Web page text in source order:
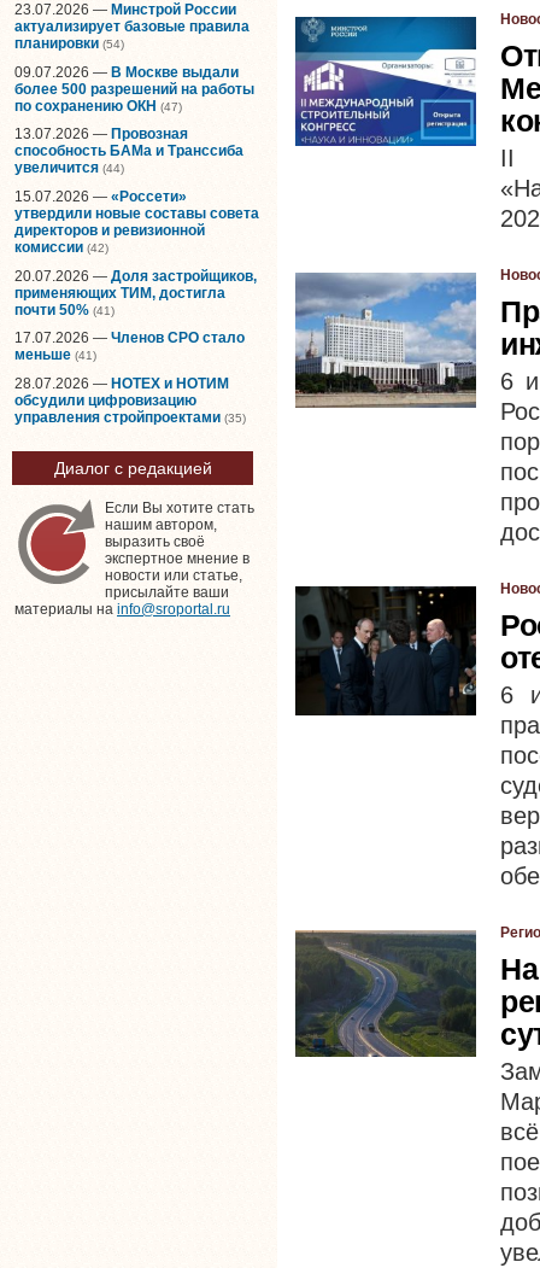
23.07.2026 — Минстрой России
актуализирует базовые правила
планировки (54)
09.07.2026 — В Москве выдали
более 500 разрешений на работы
по сохранению ОКН (47)
13.07.2026 — Провозная
способность БАМа и Транссиба
увеличится (44)
15.07.2026 — «Россети»
утвердили новые составы совета
директоров и ревизионной
комиссии (42)
20.07.2026 — Доля застройщиков,
применяющих ТИМ, достигла
почти 50% (41)
17.07.2026 — Членов СРО стало
меньше (41)
28.07.2026 — НОТЕХ и НОТИМ
обсудили цифровизацию
управления стройпроектами (35)
Диалог с редакцией
Если Вы хотите стать
нашим автором,
выразить своё
экспертное мнение в
новости или статье,
присылайте ваши
материалы на info@sroportal.ru
II
6
6